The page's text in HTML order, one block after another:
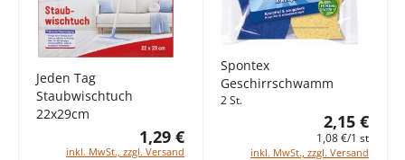
Jeden Tag
Staubwischtuch
22x29cm
1,29 €
inkl. MwSt., zzgl. Versand
Spontex
Geschirrschwamm
2 St.
2,15 €
1,08 €/1 st
inkl. MwSt., zzgl. Versand